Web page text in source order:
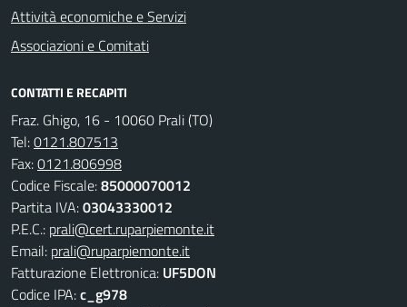
Attività economiche e Servizi
Associazioni e Comitati
CONTATTI E RECAPITI
Fraz. Ghigo, 16 - 10060 Prali (TO)
Tel:0121.807513
Fax:0121.806998
Codice Fiscale:85000070012
Partita IVA:03043330012
P.E.C.: prali@cert.ruparpiemonte.it
Email: prali@ruparpiemonte.it
Fatturazione Elettronica: UF5DON
Codice IPA:c_g978